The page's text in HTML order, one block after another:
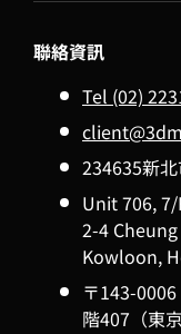
聯絡資訊
Tel (02)
234635新
Unit 706,
2-4
Kowloon,
〒143-
階407（東